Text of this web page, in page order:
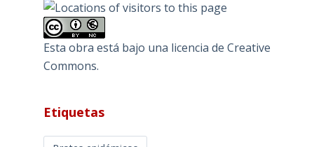
Esta obra está bajo una licencia de Creative
Commons.
Etiquetas